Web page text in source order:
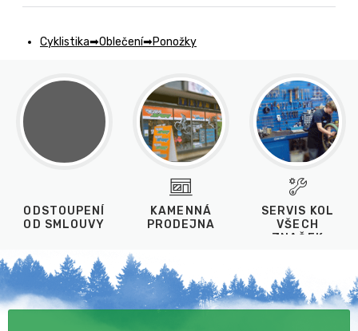
Cyklistika Oblečení Ponožky
ODSTOUPENÍ
OD SMLOUVY
KAMENNÁ
PRODEJNA
SERVIS KOL
VŠECH
ZNAČEK